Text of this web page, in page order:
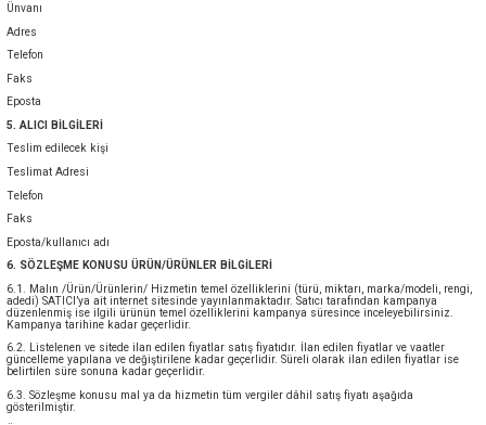
Ünvanı
Adres
Telefon
Faks
Eposta
5. ALICI BİLGİLERİ
Teslim edilecek kişi
Teslimat Adresi
Telefon
Faks
Eposta/kullanıcı adı
6. SÖZLEŞME KONUSU ÜRÜN/ÜRÜNLER BİLGİLERİ
6.1. Malın /Ürün/Ürünlerin/ Hizmetin temel özelliklerini (türü, miktarı, marka/modeli, rengi,
adedi) SATICI’ya ait internet sitesinde yayınlanmaktadır. Satıcı tarafından kampanya
düzenlenmiş ise ilgili ürünün temel özelliklerini kampanya süresince inceleyebilirsiniz.
Kampanya tarihine kadar geçerlidir.
6.2. Listelenen ve sitede ilan edilen fiyatlar satış fiyatıdır. İlan edilen fiyatlar ve vaatler
güncelleme yapılana ve değiştirilene kadar geçerlidir. Süreli olarak ilan edilen fiyatlar ise
belirtilen süre sonuna kadar geçerlidir.
6.3. Sözleşme konusu mal ya da hizmetin tüm vergiler dâhil satış fiyatı aşağıda
gösterilmiştir.